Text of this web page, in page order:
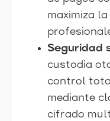
maximiza
Seguridad
custodia
control
mediante
cifrado